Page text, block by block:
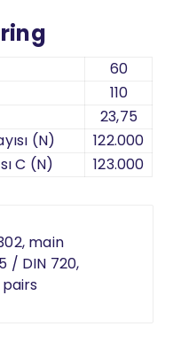
60
110
23,75
(N)
122.000
C (N)
123.000
main
/ DIN 720,